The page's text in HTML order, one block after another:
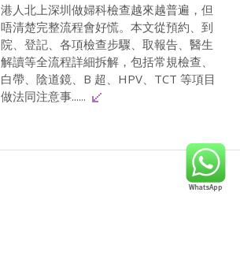
港人北上深圳做婦科檢查越來越普遍，但
唔清楚完整流程會好慌。本文從預約、到
院、登記、各項檢查步驟、取報告、醫生
解讀等全流程詳細拆解，包括常規檢查、
白帶、陰道鏡、B 超、HPV、TCT 等項目
做法同注意事......